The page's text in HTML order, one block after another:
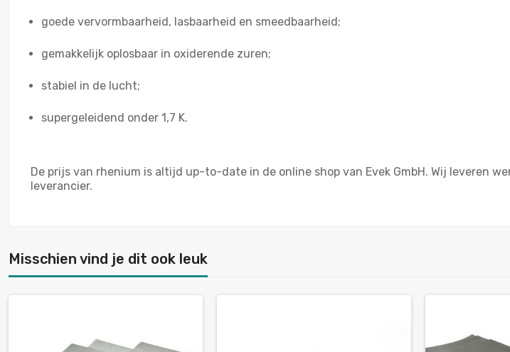
goede vervormbaarheid, lasbaarheid en smeedbaarheid;
gemakkelijk oplosbaar in oxiderende zuren;
stabiel in de lucht;
supergeleidend onder 1,7 K.
De prijs van rhenium is altijd up-to-date in de online shop van Evek GmbH. Wij leveren
leverancier.
Misschien vind je dit ook leuk